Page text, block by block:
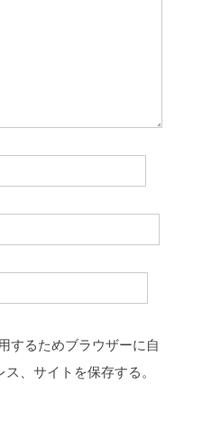
するためブラウザーに自
、サイトを保存する。